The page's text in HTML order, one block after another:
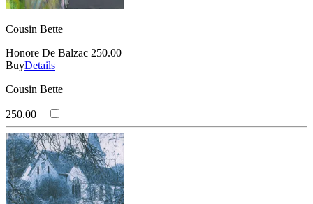
Cousin Bette
Honore De Balzac 250.00
BuyDetails
Cousin Bette
250.00